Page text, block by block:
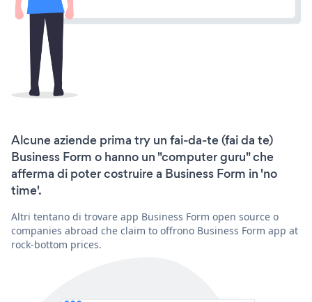
Alcune aziende prima try un fai-da-te (fai da te)
Business Form o hanno un "computer guru" che
afferma di poter costruire a Business Form in 'no
time'.
Altri tentano di trovare app Business Form open source o
companies abroad che claim to offrono Business Form app at
rock-bottom prices.